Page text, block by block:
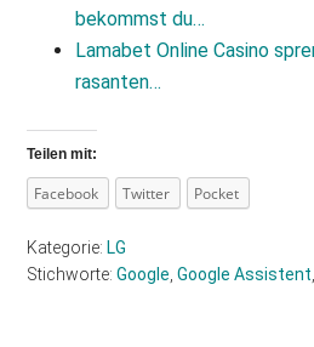
bekommst du…
Lamabet Online Casino
rasanten…
Teilen mit:
Facebook Twitter Pocket
Kategorie: LG
Stichworte:Google ,Google Assistent